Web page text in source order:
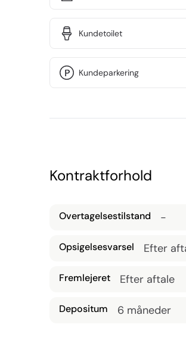
Kundetoilet
Kundeparkering
Kontraktforhold
Overtagelsestilstand -
Opsigelsesvarsel Efter
Fremlejeret Efter aftale
Depositum 6 måneder